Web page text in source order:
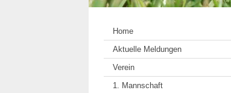
Home
Aktuelle Meldungen
Verein
1. Mannschaft